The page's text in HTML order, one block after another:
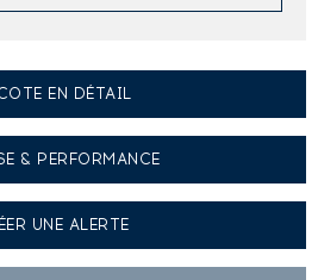
EN DÉTAIL
& PERFORMANCE
UNE ALERTE